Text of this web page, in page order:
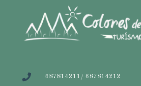
687814211/ 687814212